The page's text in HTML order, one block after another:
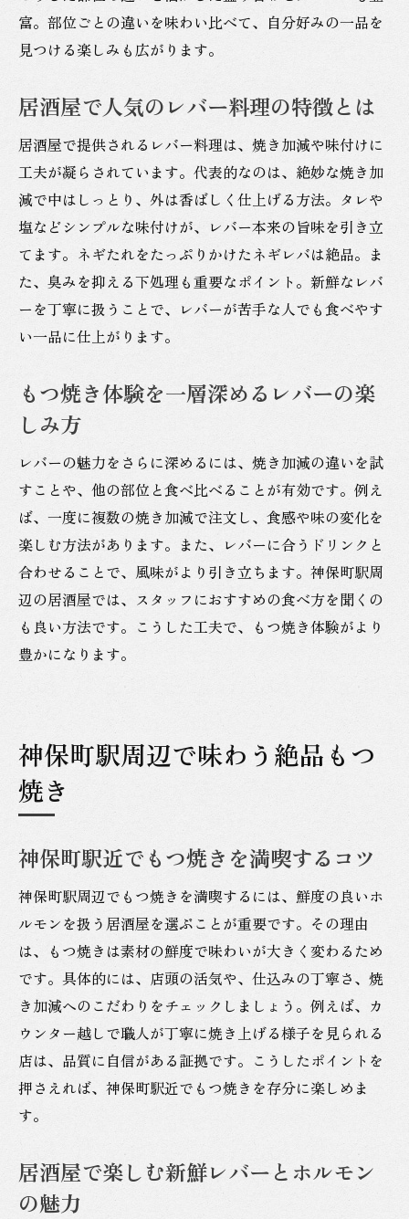
神保町のもつ焼きで感動するレバーの逸品
居酒屋で味わう絶品レバー料理の選び方
神保町駅周辺で楽しむホルモンとレバーの
魅力
もつ焼きでしか味わえないレバーの新鮮さ
レバーと一緒に楽しめる神保町のホルモン
料理
富。部位ごとの違いを味わい比べて、自分好みの一品を
見つける楽しみも広がります。
居酒屋で人気のレバー料理の特徴とは
居酒屋で提供されるレバー料理は、焼き加減や味付けに
工夫が凝らされています。代表的なのは、絶妙な焼き加
減で中はしっとり、外は香ばしく仕上げる方法。タレや
塩などシンプルな味付けが、レバー本来の旨味を引き立
てます。ネギたれをたっぷりかけたネギレバは絶品。ま
た、臭みを抑える下処理も重要なポイント。新鮮なレバ
ーを丁寧に扱うことで、レバーが苦手な人でも食べやす
い一品に仕上がります。
もつ焼き体験を一層深めるレバーの楽
しみ方
レバーの魅力をさらに深めるには、焼き加減の違いを試
すことや、他の部位と食べ比べることが有効です。例え
ば、一度に複数の焼き加減で注文し、食感や味の変化を
楽しむ方法があります。また、レバーに合うドリンクと
合わせることで、風味がより引き立ちます。神保町駅周
辺の居酒屋では、スタッフにおすすめの食べ方を聞くの
も良い方法です。こうした工夫で、もつ焼き体験がより
豊かになります。
神保町駅周辺で味わう絶品もつ
焼き
神保町駅近でもつ焼きを満喫するコツ
神保町駅周辺でもつ焼きを満喫するには、鮮度の良いホ
ルモンを扱う居酒屋を選ぶことが重要です。その理由
は、もつ焼きは素材の鮮度で味わいが大きく変わるため
です。具体的には、店頭の活気や、仕込みの丁寧さ、焼
き加減へのこだわりをチェックしましょう。例えば、カ
ウンター越しで職人が丁寧に焼き上げる様子を見られる
店は、品質に自信がある証拠です。こうしたポイントを
押さえれば、神保町駅近でもつ焼きを存分に楽しめま
す。
居酒屋で楽しむ新鮮レバーとホルモン
の魅力